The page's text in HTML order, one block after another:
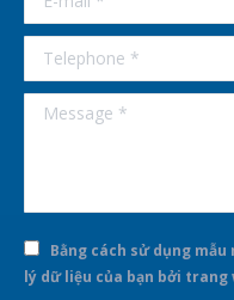
Telephone *
Message *
Bằng cách sử dụng
lý dữ liệu của bạn bởi trang